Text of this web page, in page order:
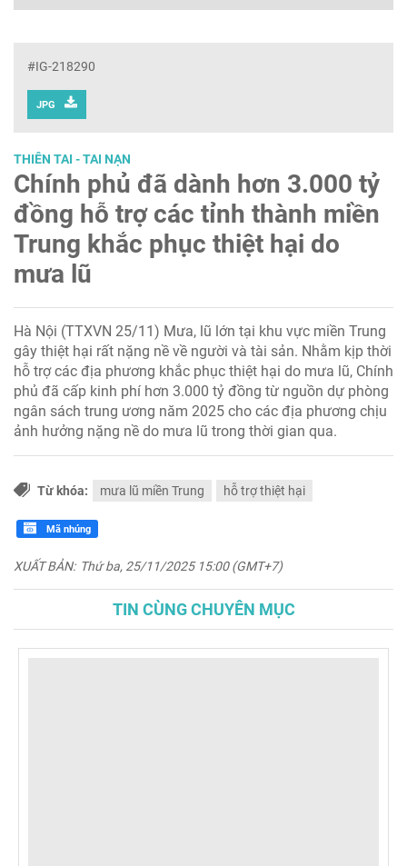
#IG-218290
JPG
THIÊN TAI - TAI NẠN
Chính phủ đã dành hơn 3.000 tỷ
đồng hỗ trợ các tỉnh thành miền
Trung khắc phục thiệt hại do
mưa lũ
Hà Nội (TTXVN 25/11) Mưa, lũ lớn tại khu vực miền Trung
gây thiệt hại rất nặng nề về người và tài sản. Nhằm kịp thời
hỗ trợ các địa phương khắc phục thiệt hại do mưa lũ, Chính
phủ đã cấp kinh phí hơn 3.000 tỷ đồng từ nguồn dự phòng
ngân sách trung ương năm 2025 cho các địa phương chịu
ảnh hưởng nặng nề do mưa lũ trong thời gian qua.
Từ khóa: mưa lũ miền Trung hỗ trợ thiệt hại
Mã nhúng
XUẤT BẢN: Thứ ba, 25/11/2025 15:00 (GMT+7)
TIN CÙNG CHUYÊN MỤC